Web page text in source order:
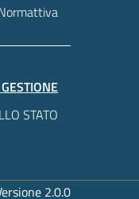
STATO
2.0.0